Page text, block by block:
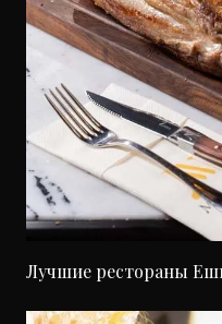
Лучшие рестораны